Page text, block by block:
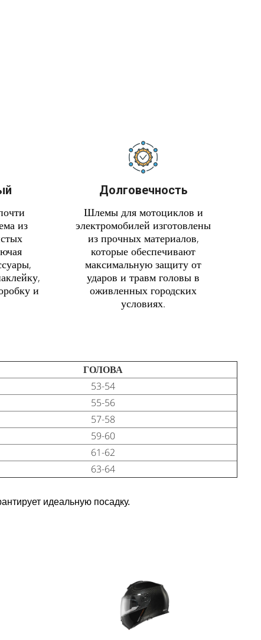
из
и
Долговечность
Шлемы для мотоциклов и
электромобилей изготовлены
из прочных материалов,
которые обеспечивают
максимальную защиту от
ударов и травм головы в
оживленных городских
условиях.
ГОЛОВА
53-54
55-56
57-58
59-60
61-62
63-64
идеальную посадку.